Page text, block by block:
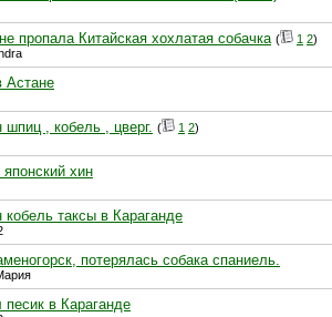
пропала Китайская хохлатая собачка ( 1 2)
Астане
шпиц , кобель , цверг. ( 1 2)
хин
кобель таксы в Караганде
потерялась собака спаниель.
песик в Караганде